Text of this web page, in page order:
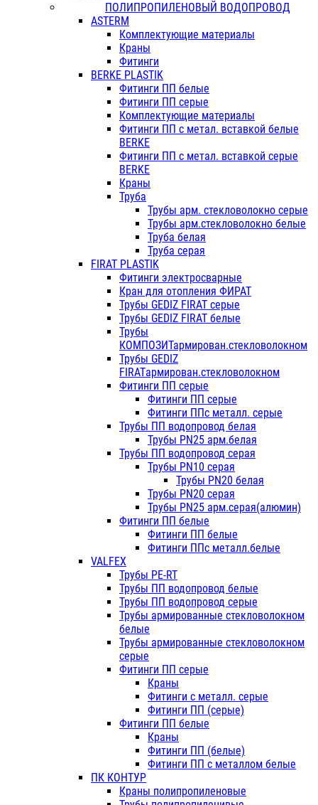
ПОЛИПРОПИЛЕНОВЫЙ ВОДОПРОВОД
ASTERM
Комплектующие материалы
Краны
Фитинги
BERKE PLASTIK
Фитинги ПП белые
Фитинги ПП серые
Комплектующие материалы
Фитинги ПП с метал. вставкой белые
BERKE
Фитинги ПП с метал. вставкой серые
BERKE
Краны
Труба
Трубы арм. стекловолокно серые
Трубы арм.стекловолокно белые
Труба белая
Труба серая
FIRAT PLASTIK
Фитинги электросварные
Кран для отопления ФИРАТ
Трубы GEDIZ FIRAT серые
Трубы GEDIZ FIRAT белые
Трубы
КОМПОЗИТармирован.стекловолокном
Трубы GEDIZ
FIRATармирован.стекловолокном
Фитинги ПП серые
Фитинги ПП серые
Фитинги ППс металл. серые
Трубы ПП водопровод белая
Трубы PN25 арм.белая
Трубы ПП водопровод серая
Трубы PN10 серая
Трубы PN20 белая
Трубы PN20 серая
Трубы PN25 арм.серая(алюмин)
Фитинги ПП белые
Фитинги ПП белые
Фитинги ППс металл.белые
VALFEX
Трубы PE-RT
Трубы ПП водопровод белые
Трубы ПП водопровод серые
Трубы армированные стекловолокном
белые
Трубы армированные стекловолокном
серые
Фитинги ПП серые
Краны
Фитинги с металл. серые
Фитинги ПП (серые)
Фитинги ПП белые
Краны
Фитинги ПП (белые)
Фитинги ПП с металлом белые
ПК КОНТУР
Краны полипропиленовые